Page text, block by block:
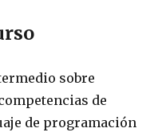
sobre
de
de programación